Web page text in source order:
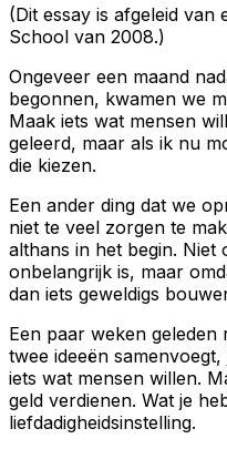
(Dit essay is afgeleid van
School van 2008.)
Ongeveer een maand
begonnen, kwamen we
Maak iets wat mensen
geleerd, maar als ik nu
die kiezen.
Een ander ding dat we
niet te veel zorgen te
althans in het begin. Niet
onbelangrijk is, maar
dan iets geweldigs
Een paar weken geleden
twee ideeën
iets wat mensen willen.
geld verdienen. Wat je
liefdadigheidsinstelling.